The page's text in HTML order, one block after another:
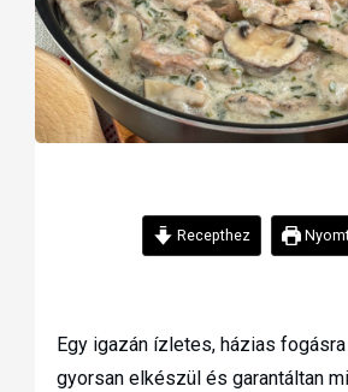
Recepthez
Egy igazán ízletes, házias
gyorsan elkészül és garantáltan